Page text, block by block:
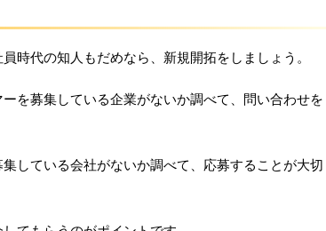
時代の知人もだめなら、新規開拓をしましょう。
を募集している企業がないか調べて、問い合わせを
している会社がないか調べて、応募することが大切